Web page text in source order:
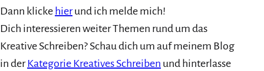
Dann klicke hierund ich melde mich!
Dich interessieren weiter Themen rund um das
Kreative Schreiben? Schau dich um auf meinem Blog
in derKategorie Kreatives Schreiben und hinterlasse